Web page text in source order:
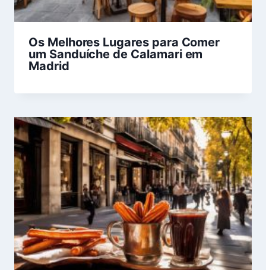
Os Melhores Lugares para Comer
um Sanduíche de Calamari em
Madrid